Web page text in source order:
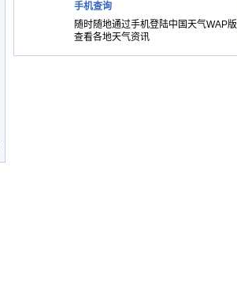
手机查询
随时随地通过手机登陆中国天气WAP版
查看各地天气资讯